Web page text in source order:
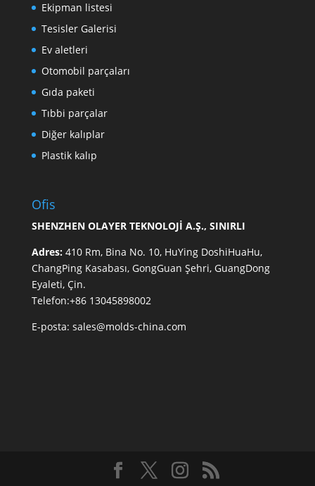
Ekipman listesi
Tesisler Galerisi
Ev aletleri
Otomobil parçaları
Gıda paketi
Tıbbi parçalar
Diğer kalıplar
Plastik kalıp
Ofis
SHENZHEN OLAYER TEKNOLOJİ A.Ş., SINIRLI
Adres: 410 Rm, Bina No. 10, HuYing DoshiHuaHu,
ChangPing Kasabası, GongGuan Şehri, GuangDong
Eyaleti, Çin.
Telefon:+86 13045898002
E-posta: sales@molds-china.com